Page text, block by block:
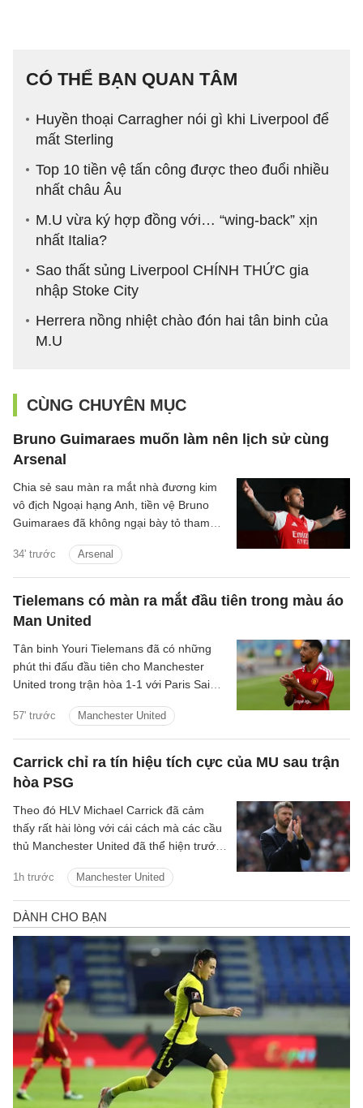
CÓ THỂ BẠN QUAN TÂM
Huyền thoại Carragher nói gì khi Liverpool để
mất Sterling
Top 10 tiền vệ tấn công được theo đuổi nhiều
nhất châu Âu
M.U vừa ký hợp đồng với… “wing-back” xịn
nhất Italia?
Sao thất sủng Liverpool CHÍNH THỨC gia
nhập Stoke City
Herrera nồng nhiệt chào đón hai tân binh của
M.U
CÙNG CHUYÊN MỤC
Bruno Guimaraes muốn làm nên lịch sử cùng
Arsenal
34' trước Arsenal
Chia sẻ sau màn ra mắt nhà đương kim
vô địch Ngoại hạng Anh, tiền vệ Bruno
Guimaraes đã không ngại bày tỏ tham
tạo nên những điều lớn lao.
Tielemans có màn ra mắt đầu tiên trong màu áo
Man United
57' trước Manchester United
Tân binh Youri Tielemans đã có những
phút thi đấu đầu tiên cho Manchester
United trong trận hòa 1-1 với Paris Saint-
Carrick chỉ ra tín hiệu tích cực của MU sau trận
hòa PSG
1h trước Manchester United
Theo đó HLV Michael Carrick đã cảm
thấy rất hài lòng với cái cách mà các cầu
thủ Manchester United đã thể hiện trước